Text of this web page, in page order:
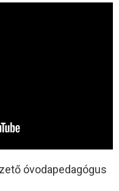
óvodapedagógus